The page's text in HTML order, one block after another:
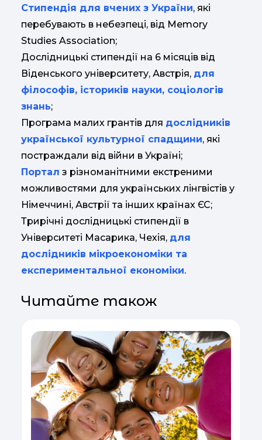
Стипендія для вчених з України, які
перебувають в небезпеці, від Memory
Studies Association;
Дослідницькі стипендії на 6 місяців від
Віденського університету, Австрія, для
філософів, істориків науки, соціологів
знань;
Програма малих грантів для дослідників
української культурної спадщини, які
постраждали від війни в Україні;
Портал з різноманітними екстреними
можливостями для українських лінгвістів у
Німеччині, Австрії та інших країнах ЄС;
Трирічні дослідницькі стипендії в
Університеті Масарика, Чехія, для
дослідників мікроекономіки та
експериментальної економіки.
Читайте також